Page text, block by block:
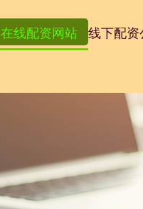
在线配资网站 线下配资